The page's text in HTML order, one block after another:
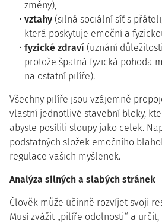
změny),
vztahy (silná sociální síť s
která poskytuje emoční a
fyzické zdraví (uznání
protože špatná fyzická pohoda
na ostatní pilíře).
Všechny pilíře jsou vzájemně
vlastní jednotlivé stavební bloky,
abyste posílili sloupy jako celek.
podstatných složek emočního
regulace vašich myšlenek.
Analýza silných a slabých stránek
Člověk může účinně rozvíjet svoji
Musí zvážit „pilíře odolnosti“ a